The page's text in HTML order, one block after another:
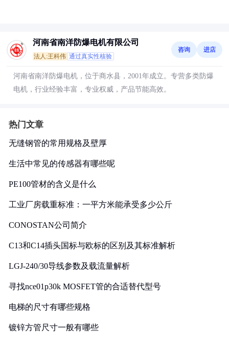
河南省南洋防爆电机有限公司
法人:王科伟 通过真实性核验
咨询 进店
河南省南洋防爆电机，位于商水县，2001年成立。专营多类防爆
电机，行业经验丰富，专业权威，产品节能高效。
热门文章
无缝钢管的常用规格及壁厚
生活中常见的传感器有哪些呢
PE100管材的含义是什么
工业厂房载重标准：一平方米能承受多少公斤
CONOSTAN公司简介
C13和C14插头国标与欧标的区别及其标准解析
LGJ-240/30导线参数及载流量解析
寻找nce01p30k MOSFET管的合适替代型号
电梯的尺寸有哪些规格
镀锌方管尺寸一般有哪些